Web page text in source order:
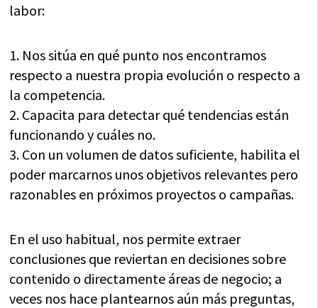
labor:
1. Nos sitúa en qué punto nos encontramos
respecto a nuestra propia evolución o respecto a
la competencia.
2. Capacita para detectar qué tendencias están
funcionando y cuáles no.
3. Con un volumen de datos suficiente, habilita el
poder marcarnos unos objetivos relevantes pero
razonables en próximos proyectos o campañas.
En el uso habitual, nos permite extraer
conclusiones que reviertan en decisiones sobre
contenido o directamente áreas de negocio; a
veces nos hace plantearnos aún más preguntas,